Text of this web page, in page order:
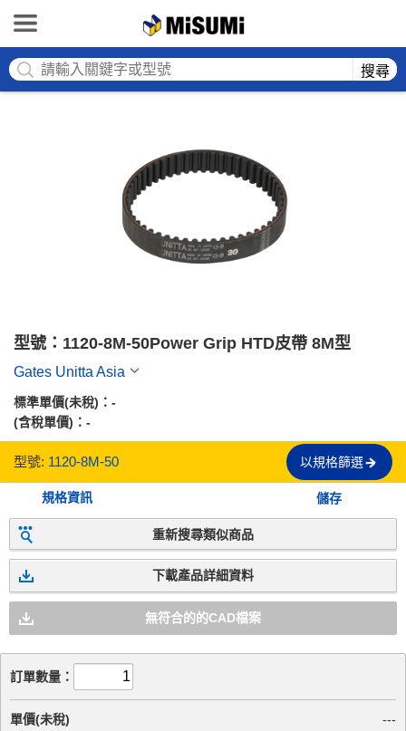
搜尋
型號：1120-8M-50Power Grip HTD皮帶 8M型
Gates Unitta Asia
標準單價(未稅)： -
(含稅單價)： -
型號: 1120-8M-50 以規格篩選
規格資訊 儲存
重新搜尋類似商品
下載產品詳細資料
無符合的的CAD檔案
訂單數量：
單價(未稅) ---